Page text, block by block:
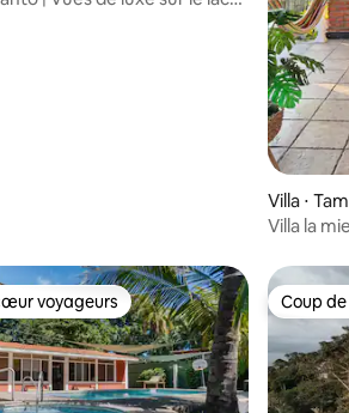
Villa ⋅
Villa la
voyageurs
voyageurs Coup
Coup